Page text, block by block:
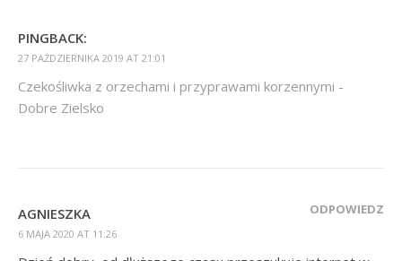
PINGBACK:
27 PAŹDZIERNIKA 2019 AT 21:01
Czekośliwka z orzechami i przyprawami korzennymi -
Dobre Zielsko
AGNIESZKA
6 MAJA 2020 AT 11:26
ODPOWIEDZ